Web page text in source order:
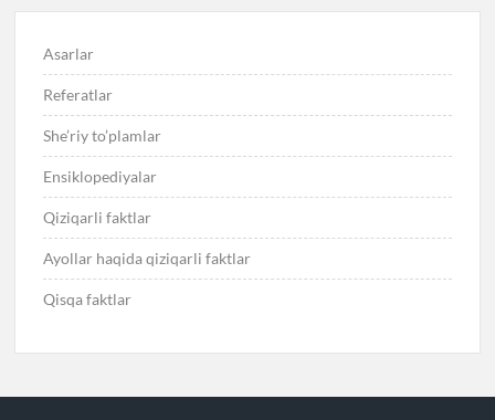
Asarlar
Referatlar
She’riy to’plamlar
Ensiklopediyalar
Qiziqarli faktlar
Ayollar haqida qiziqarli faktlar
Qisqa faktlar